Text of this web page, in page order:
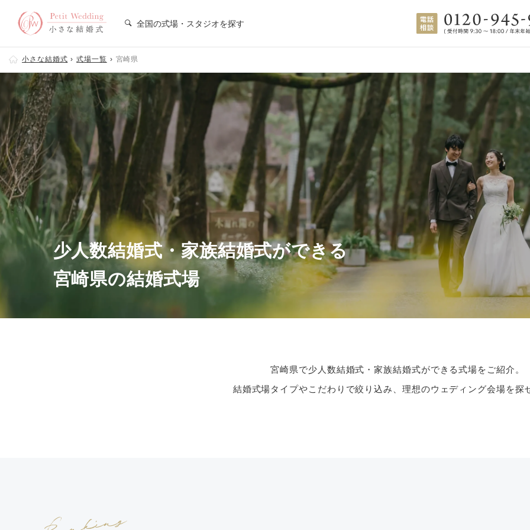
全国の式場・スタジオを探す
小さな結婚式 式場一覧 宮崎県
少人数結婚式・家族結婚式ができる
宮崎県の結婚式場
宮崎県で少人数結婚式・家族結婚式ができる式場をご紹介。
結婚式場タイプやこだわりで絞り込み、理想のウェディング会場を探